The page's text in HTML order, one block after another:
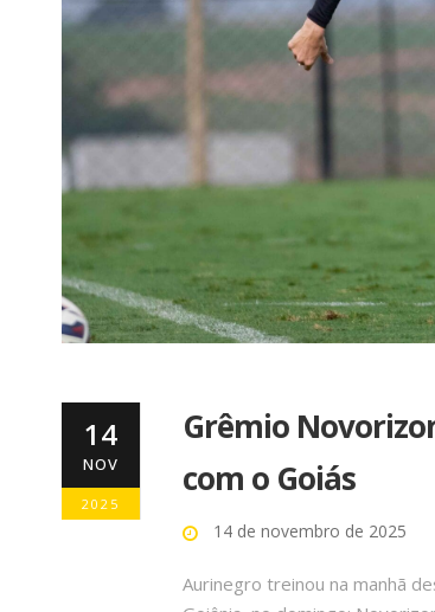
14
NOV
2025
Grêmio
com o Goiás
14 de novembro de 2025
Aurinegro treinou na manhã